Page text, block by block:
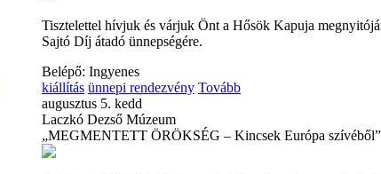
Tisztelettel hívjuk és várjuk Önt a Hősök Kapuja
Sajtó Díj átadó ünnepségére.
Belépő: Ingyenes
kiállítás ünnepi rendezvény Tovább
augusztus 5. kedd
Laczkó Dezső Múzeum
„MEGMENTETT ÖRÖKSÉG – Kincsek Európa szívéből”